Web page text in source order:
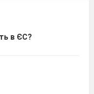
в ЄС?